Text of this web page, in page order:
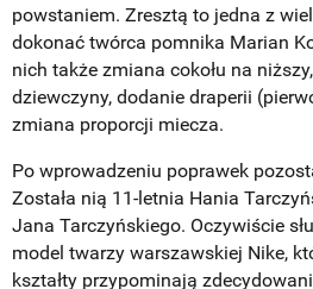
powstaniem. Zresztą to jedna z
dokonać twórca pomnika Marian
nich także zmiana cokołu na
dziewczyny, dodanie draperii
zmiana proporcji miecza.
Po wprowadzeniu poprawek
Została nią 11-letnia Hania
Jana Tarczyńskiego. Oczywiście
model twarzy warszawskiej Nike,
kształty przypominają